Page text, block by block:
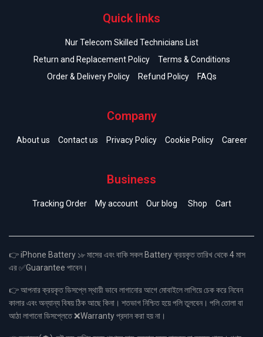
Quick links
Nur Telecom Skilled Technicians List
Return and Replacement Policy
Terms & Conditions
Order & Delivery Policy
Refund Policy FAQs
Company
About us Contact us Privacy Policy Cookie Policy Career
Business
Tracking Order My account Our blog Shop Cart
👉 iPhone Battery ১৮ মাসের এবং বাকি সকল Battery ক্রয়কৃত তারিখ থেকে 4 মাস
এর ✅Guarantee পাবেন।
👉 আপনার ক্রয়কৃত ডিসপ্লে স্থায়ী ভাবে লাগানোর আগে মোবাইলে লাগিয়ে চেক করে নিবেন
কালার এবং অন্যান্য বিষয় ঠিক আছে কিনা। শতভাগ নিশ্চিত হয়ে পলি তুলবেন। পলি তোলা বা
আঠা লাগানো ডিসপ্লেতে ❌Warranty প্রদান করা হয় না।